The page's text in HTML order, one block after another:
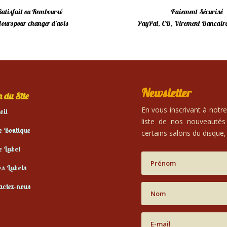
ou Remboursé
pour changer d’avis
Paiement Sécurisé
PayPal, CB, Virement Bancaire
du Site
Boutique
Label
Labels
nous
Newsletter
En vous inscrivant à
liste de nos
certains salons du